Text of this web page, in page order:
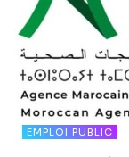
EMPLOI PUBLIC